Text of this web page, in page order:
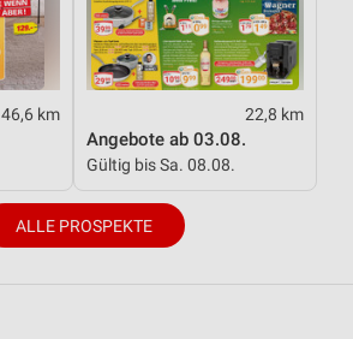
46,6 km 22,8 km
Angebote ab 03.08.
Gültig bis Sa. 08.08.
ALLE PROSPEKTE